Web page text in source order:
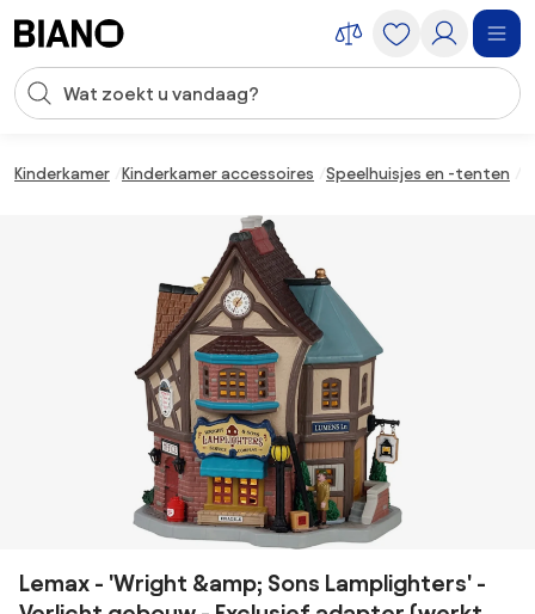
Zoekopdracht invoeren
Kinderkamer Kinderkamer accessoires Speelhuisjes en -tenten
Lemax - 'Wright &amp; Sons Lamplighters' -